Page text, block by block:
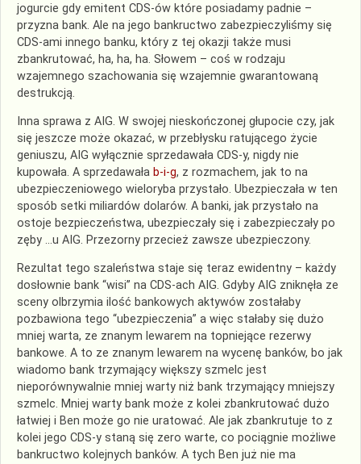
jogurcie gdy emitent CDS-ów które posiadamy padnie –
przyzna bank. Ale na jego bankructwo zabezpieczyliśmy się
CDS-ami innego banku, który z tej okazji także musi
zbankrutować, ha, ha, ha. Słowem – coś w rodzaju
wzajemnego szachowania się wzajemnie gwarantowaną
destrukcją.
Inna sprawa z AIG. W swojej nieskończonej głupocie czy, jak
się jeszcze może okazać, w przebłysku ratującego życie
geniuszu, AIG wyłącznie sprzedawała CDS-y, nigdy nie
kupowała. A sprzedawała b-i-g, z rozmachem, jak to na
ubezpieczeniowego wieloryba przystało. Ubezpieczała w ten
sposób setki miliardów dolarów. A banki, jak przystało na
ostoje bezpieczeństwa, ubezpieczały się i zabezpieczały po
zęby …u AIG. Przezorny przecież zawsze ubezpieczony.
Rezultat tego szaleństwa staje się teraz ewidentny – każdy
dosłownie bank “wisi” na CDS-ach AIG. Gdyby AIG zniknęła ze
sceny olbrzymia ilość bankowych aktywów zostałaby
pozbawiona tego “ubezpieczenia” a więc stałaby się dużo
mniej warta, ze znanym lewarem na topniejące rezerwy
bankowe. A to ze znanym lewarem na wycenę banków, bo jak
wiadomo bank trzymający większy szmelc jest
nieporównywalnie mniej warty niż bank trzymający mniejszy
szmelc. Mniej warty bank może z kolei zbankrutować dużo
łatwiej i Ben może go nie uratować. Ale jak zbankrutuje to z
kolei jego CDS-y staną się zero warte, co pociągnie możliwe
bankructwo kolejnych banków. A tych Ben już nie ma